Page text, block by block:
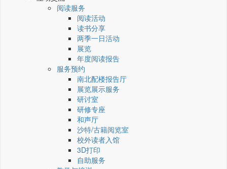
阅读服务
阅读活动
读书分享
两季一日活动
展览
年度阅读报告
服务预约
南北配楼报告厅
展览展示服务
研讨室
研修专座
和声厅
沙特/古籍阅览室
校外读者入馆
3D打印
自助服务